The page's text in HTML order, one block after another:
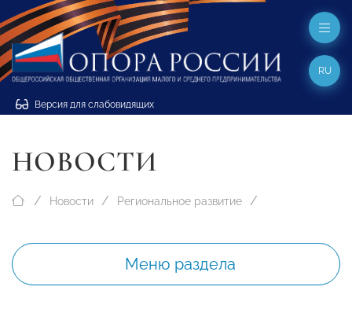
Версия для слабовидящих
RU
НОВОСТИ
Новости Региональное развитие
Меню раздела